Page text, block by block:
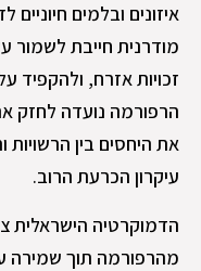
איזונים ובלמים
מודרנית חייבת לשמור
זכויות אזרח, ולהקפיד
הרפורמה נועדה לחזק
את היחסים בין הרשויות
עיקרון הכרעת הרוב.
הדמוקרטיה הישראלית
מהרפורמה תוך שמירה